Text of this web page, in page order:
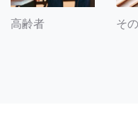
高齢者 そ